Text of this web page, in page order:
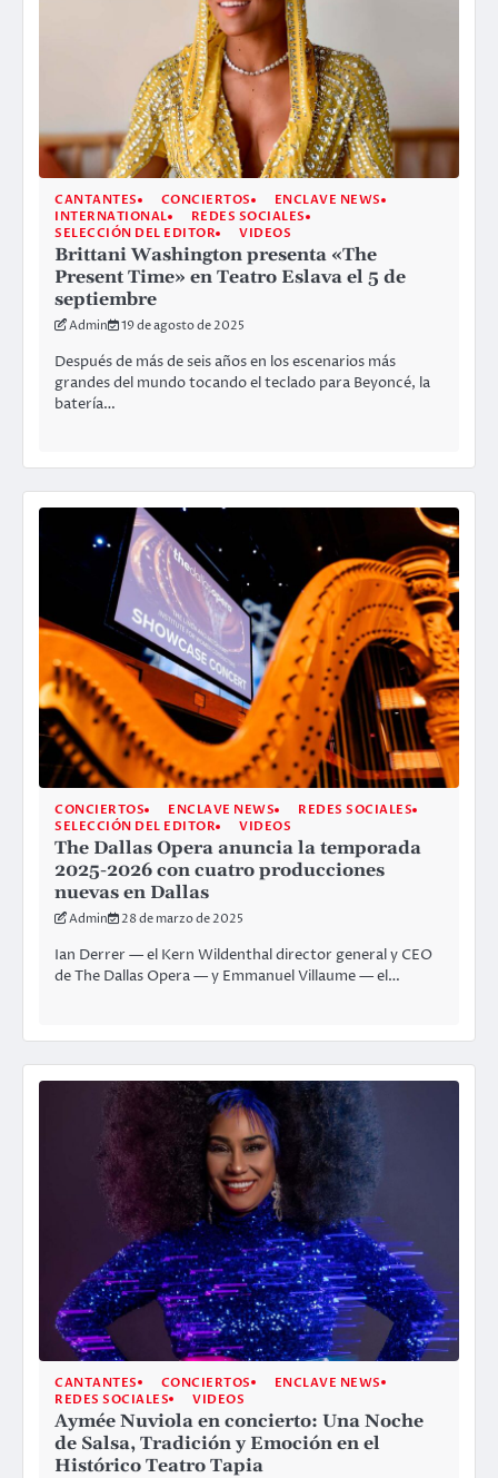
CANTANTES CONCIERTOS
ENCLAVE NEWS
INTERNATIONAL
REDES SOCIALES
SELECCIÓN DEL EDITOR
VIDEOS
Brittani Washington presenta «The
Present Time» en Teatro Eslava el 5 de
septiembre
Admin 19 de agosto de 2025
Después de más de seis años en los escenarios más
grandes del mundo tocando el teclado para Beyoncé, la
batería…
CONCIERTOS ENCLAVE NEWS
REDES SOCIALES
SELECCIÓN DEL EDITOR
VIDEOS
The Dallas Opera anuncia la temporada
2025-2026 con cuatro producciones
nuevas en Dallas
Admin 28 de marzo de 2025
Ian Derrer — el Kern Wildenthal director general y CEO
de The Dallas Opera — y Emmanuel Villaume — el…
CANTANTES CONCIERTOS
ENCLAVE NEWS
REDES SOCIALES
VIDEOS
Aymée Nuviola en concierto: Una Noche
de Salsa, Tradición y Emoción en el
Histórico Teatro Tapia